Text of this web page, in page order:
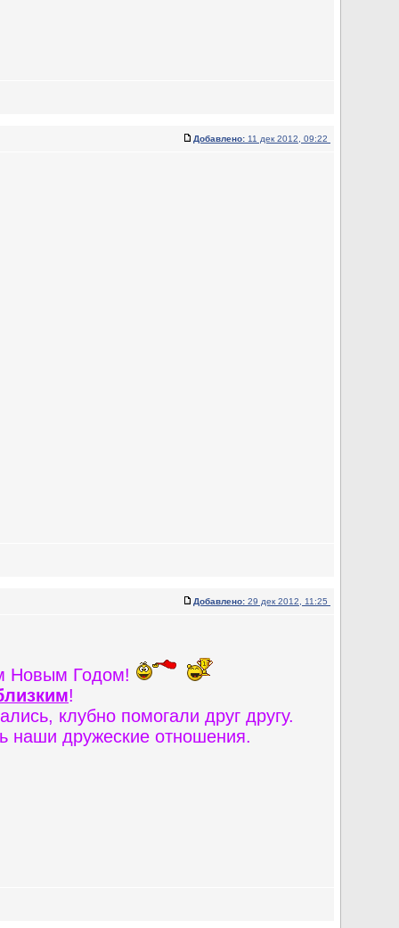
Добавлено: 11 дек 2012, 09:22
Добавлено: 29 дек 2012, 11:25
Новым Годом!
!
клубно помогали друг другу.
дружеские отношения.